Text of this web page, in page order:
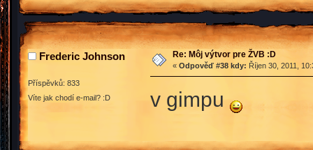
Frederic Johnson
Příspěvků: 833
Víte jak chodí e-mail? :D
Re: Môj výtvor pre ŽVB :D
« Odpověď #38 kdy: Říjen 30, 2011,
v gimpu